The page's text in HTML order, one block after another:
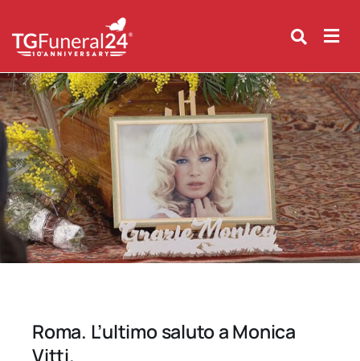
content
Roma. L’ultimo saluto a Monica
Vitti.